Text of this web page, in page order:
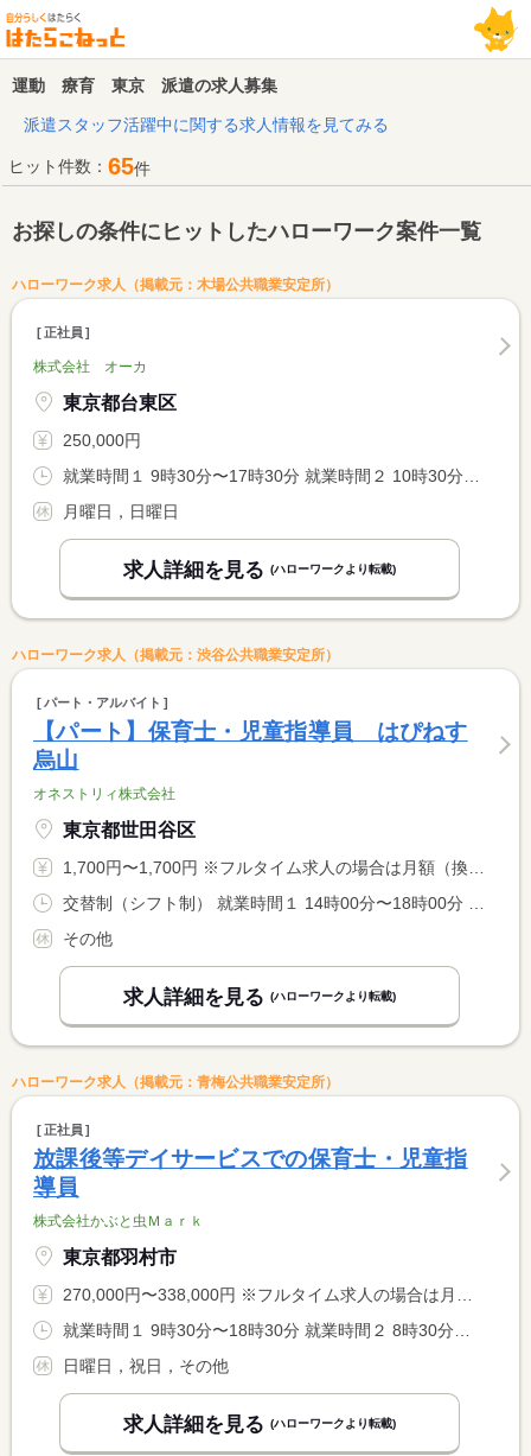
運動 療育 東京 派遣の求人募集
派遣スタッフ活躍中に関する求人情報を見てみる
ヒット件数： 65件
お探しの条件にヒットしたハローワーク案件一覧
ハローワーク求人（掲載元：木場公共職業安定所）
正社員
株式会社 オーカ
東京都台東区
250,000円
月曜日，日曜日
求人詳細を見る (ハローワークより転載)
ハローワーク求人（掲載元：渋谷公共職業安定所）
パート・アルバイト
【パート】保育士・児童指導員 はぴねす
烏山
オネストリィ株式会社
東京都世田谷区
1,700円〜1,700円 ※フルタイム求人の場合は月額（換算額）、パート求人の場合は時間額を表示しています。
その他
求人詳細を見る (ハローワークより転載)
ハローワーク求人（掲載元：青梅公共職業安定所）
正社員
放課後等デイサービスでの保育士・児童指
導員
株式会社かぶと虫Ｍａｒｋ
東京都羽村市
270,000円〜338,000円 ※フルタイム求人の場合は月額（換算額）、パート求人の場合は時間額を表示しています。
日曜日，祝日，その他
求人詳細を見る (ハローワークより転載)